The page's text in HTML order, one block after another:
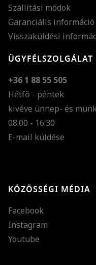
Szállítási módok
Garanciális információ
Visszaküldési
ÜGYFÉLSZOLGÁLAT
+36 1 88 55 505
Hétfő - péntek
kivéve ünnep- és
08:00 - 16:30
E-mail küldése
KÖZÖSSÉGI MÉDIA
Facebook
Instagram
Youtube